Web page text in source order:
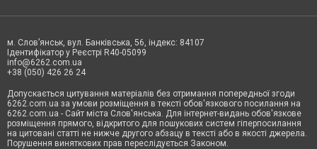
м. Слов’янськ, вул. Банківська, 56, індекс: 84107
Ідентифікатор у Реєстрі R40-05099
info@6262.com.ua
+38 (050) 426 26 24
Допускається цитування матеріалів без отримання попередньої згоди
6262.com.ua за умови розміщення в тексті обов'язкового посилання на
6262.com.ua - Сайт міста Слов'янська. Для інтернет-видань обов'язкове
розміщення прямого, відкритого для пошукових систем гіперпосилання
на цитовані статті не нижче другого абзацу в тексті або в якості джерела.
Порушення виняткових прав переслідується Законом.